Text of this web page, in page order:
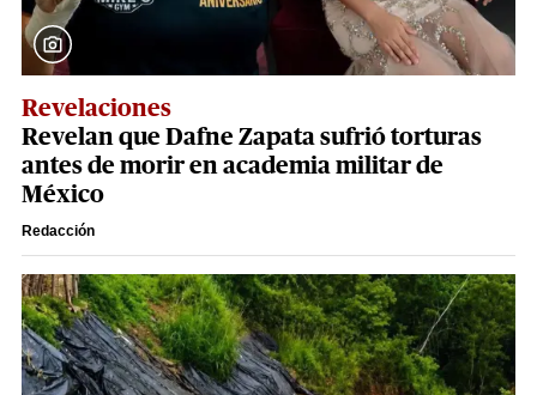
Revelaciones
Revelan que Dafne Zapata sufrió torturas
antes de morir en academia militar de
México
Redacción